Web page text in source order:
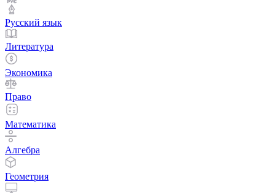
Русский язык
Литература
Экономика
Право
Математика
Алгебра
Геометрия